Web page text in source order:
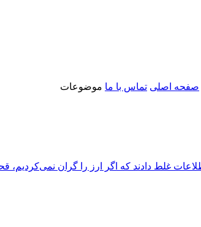
صفحه اصلی تماس با ما موضوعات
غلط دادند که اگر ارز را گران نمی‌کردیم،